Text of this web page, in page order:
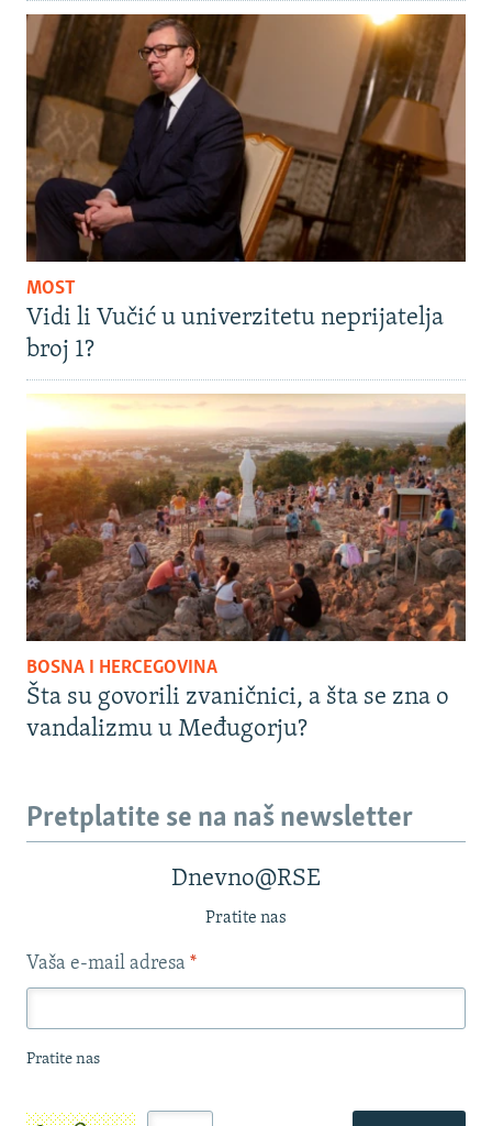
MOST
Vidi li Vučić u univerzitetu neprijatelja
broj 1?
BOSNA I HERCEGOVINA
Šta su govorili zvaničnici, a šta se zna o
vandalizmu u Međugorju?
Pretplatite se na naš newsletter
Dnevno@RSE
Pratite nas
Vaša e-mail adresa *
Pratite nas